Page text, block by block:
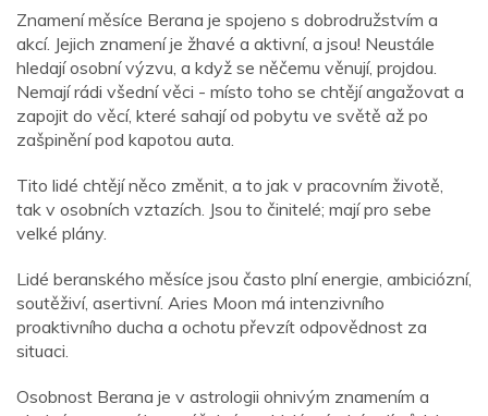
Znamení měsíce Berana je spojeno s dobrodružstvím a
akcí. Jejich znamení je žhavé a aktivní, a jsou! Neustále
hledají osobní výzvu, a když se něčemu věnují, projdou.
Nemají rádi všední věci - místo toho se chtějí angažovat a
zapojit do věcí, které sahají od pobytu ve světě až po
zašpinění pod kapotou auta.
Tito lidé chtějí něco změnit, a to jak v pracovním životě,
tak v osobních vztazích. Jsou to činitelé; mají pro sebe
velké plány.
Lidé beranského měsíce jsou často plní energie, ambiciózní,
soutěživí, asertivní. Aries Moon má intenzivního
proaktivního ducha a ochotu převzít odpovědnost za
situaci.
Osobnost Berana je v astrologii ohnivým znamením a